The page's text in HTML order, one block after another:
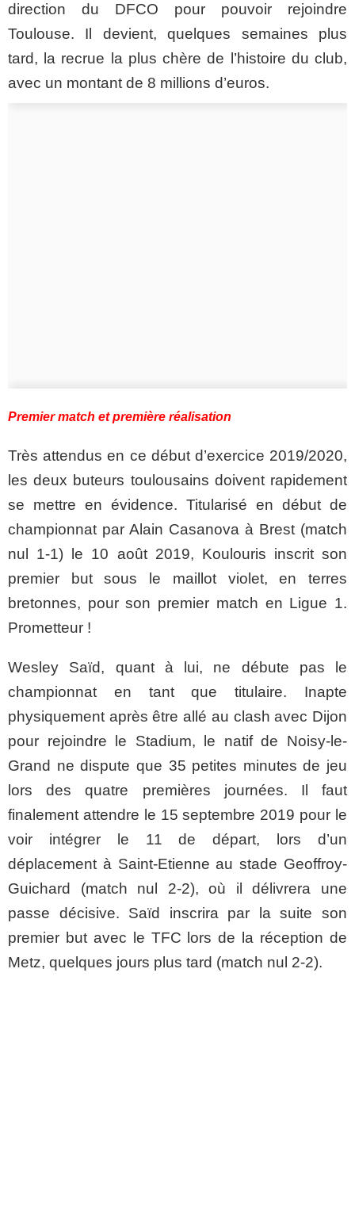
direction du DFCO pour pouvoir rejoindre
Toulouse. Il devient, quelques semaines plus
tard, la recrue la plus chère de l’histoire du club,
avec un montant de 8 millions d’euros.
Premier match et première réalisation
Très attendus en ce début d’exercice 2019/2020,
les deux buteurs toulousains doivent rapidement
se mettre en évidence. Titularisé en début de
championnat par Alain Casanova à Brest (match
nul 1-1) le 10 août 2019, Koulouris inscrit son
premier but sous le maillot violet, en terres
bretonnes, pour son premier match en Ligue 1.
Prometteur !
Wesley Saïd, quant à lui, ne débute pas le
championnat en tant que titulaire. Inapte
physiquement après être allé au clash avec Dijon
pour rejoindre le Stadium, le natif de Noisy-le-
Grand ne dispute que 35 petites minutes de jeu
lors des quatre premières journées. Il faut
finalement attendre le 15 septembre 2019 pour le
voir intégrer le 11 de départ, lors d’un
déplacement à Saint-Etienne au stade Geoffroy-
Guichard (match nul 2-2), où il délivrera une
passe décisive. Saïd inscrira par la suite son
premier but avec le TFC lors de la réception de
Metz, quelques jours plus tard (match nul 2-2).